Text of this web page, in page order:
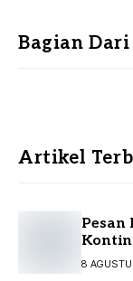
Bagian Dari
Artikel
Pesan
8